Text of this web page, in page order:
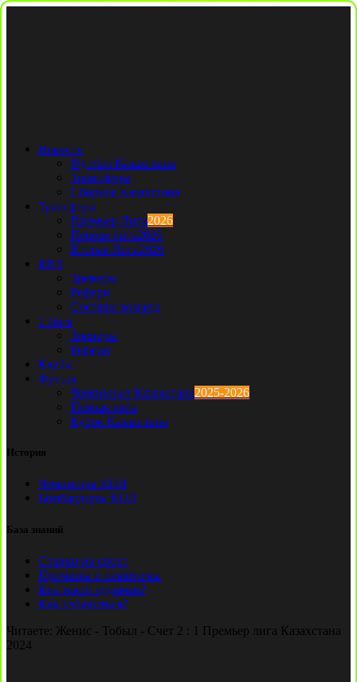
Новости
Футбол Казахстана
Трансферы
Сборная Казахстана
Трансферы
Премьер Лига2026
Первая лига2026
Вторая Лига2026
КПЛ
Тренеры
Рефери
Составы команд
1 Лига
Тренеры
Рефери
Клубы
Футзал
Чемпионат Казахстана2025-2026
Первая лига
Кубок Казахстана
История
Чемпионы КПЛ
Бомбардиры КПЛ
База знаний
Ставки на спорт
Причины и симптомы
Кто такой лудоман?
Как избавиться?
Читаете: Женис - Тобыл - Счет 2 : 1 Премьер лига Казахстана
2024